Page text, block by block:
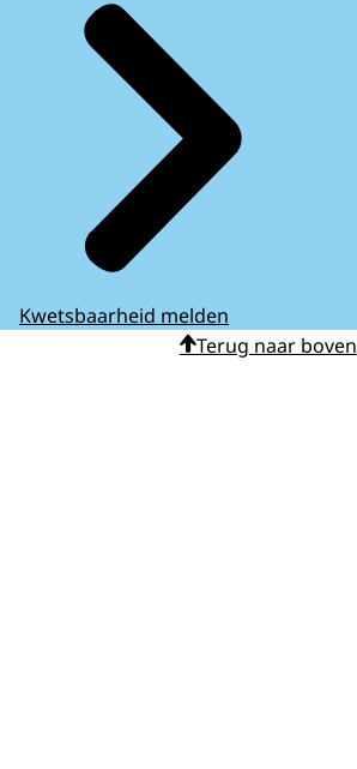
Kwetsbaarheid melden
Terug naar boven